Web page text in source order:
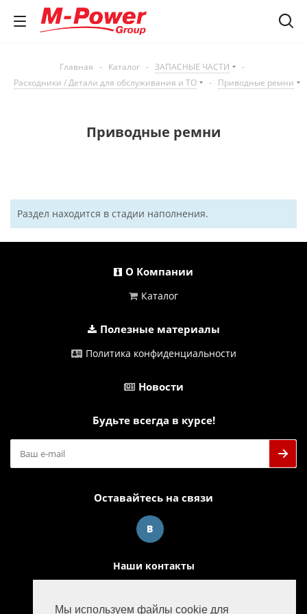
Мы используем файлы cookie для
Главная - Каталог - ЗАПАСНЫЕ ЧАСТИ
-
Расходники / Детали для обслуживания и ТО
- Приводные ремни
Приводные ремни
Раздел находится в стадии наполнения.
О Компании
Каталог
Полезные материалы
Политика конфиденциальности
Новости
Будьте всегда в курсе!
Оставайтесь на связи
Наши контакты